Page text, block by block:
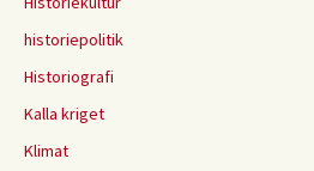
historiepolitik
Historiografi
Kalla kriget
Klimat